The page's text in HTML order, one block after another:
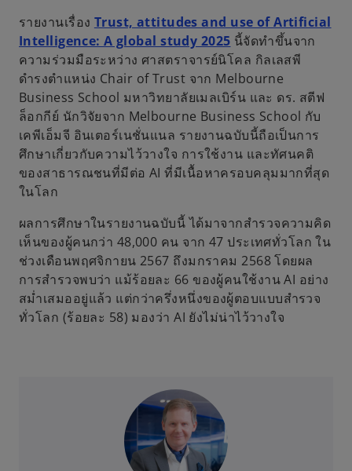
รายงานเรื่อง Trust, attitudes and use of Artificial
Intelligence: A global study 2025 นี้จัดทำขึ้นจาก
ความร่วมมือระหว่าง ศาสตราจารย์นิโคล กิลเลสพี
ดำรงตำแหน่ง Chair of Trust จาก Melbourne
Business School มหาวิทยาลัยเมลเบิร์น และ ดร. สตีฟ
ล็อกกีย์ นักวิจัยจาก Melbourne Business School กับ
เคพีเอ็มจี อินเตอร์เนชั่นแนล รายงานฉบับนี้ถือเป็นการ
ศึกษาเกี่ยวกับความไว้วางใจ การใช้งาน และทัศนคติ
ของสาธารณชนที่มีต่อ AI ที่มีเนื้อหาครอบคลุมมากที่สุด
ในโลก
ผลการศึกษาในรายงานฉบับนี้ ได้มาจากสำรวจความคิด
เห็นของผู้คนกว่า 48,000 คน จาก 47 ประเทศทั่วโลก ใน
ช่วงเดือนพฤศจิกายน 2567 ถึงมกราคม 2568 โดยผล
การสำรวจพบว่า แม้ร้อยละ 66 ของผู้คนใช้งาน AI อย่าง
สม่ำเสมออยู่แล้ว แต่กว่าครึ่งหนึ่งของผู้ตอบแบบสำรวจ
ทั่วโลก (ร้อยละ 58) มองว่า AI ยังไม่น่าไว้วางใจ